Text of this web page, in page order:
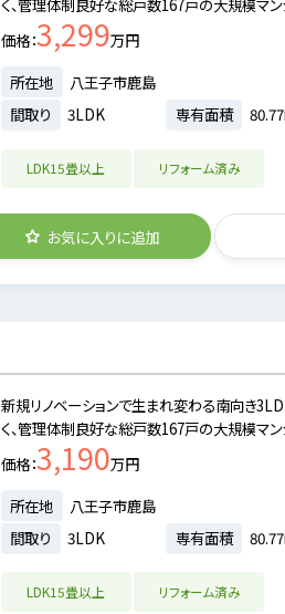
価格 3,299万円
所在地
八王子市鹿島
間取り
3LDK 専有面積
LDK15畳以上 リフォーム済み
お気に入りに追加
新規リノベーションで生まれ変わる南向き
く、管理体制良好な総戸数167戸の大規模マン
価格 3,190万円
所在地
八王子市鹿島
間取り
3LDK 専有面積
LDK15畳以上 リフォーム済み